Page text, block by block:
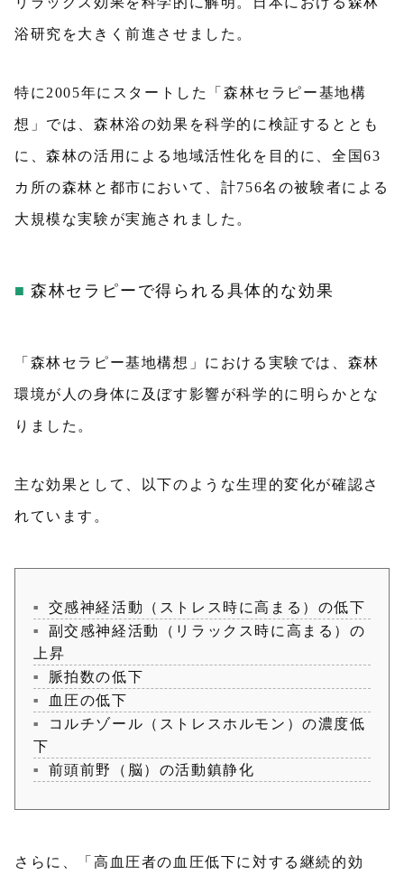
浴研究を大きく前進させました。
特に2005年にスタートした「森林セラピー基地構
想」では、森林浴の効果を科学的に検証するととも
に、森林の活用による地域活性化を目的に、全国63
カ所の森林と都市において、計756名の被験者による
大規模な実験が実施されました。
森林セラピーで得られる具体的な効果
「森林セラピー基地構想」における実験では、森林
環境が人の身体に及ぼす影響が科学的に明らかとな
りました。
主な効果として、以下のような生理的変化が確認さ
れています。
交感神経活動（ストレス時に高まる）の低下
副交感神経活動（リラックス時に高まる）の
上昇
脈拍数の低下
血圧の低下
コルチゾール（ストレスホルモン）の濃度低
下
前頭前野（脳）の活動鎮静化
さらに、「高血圧者の血圧低下に対する継続的効